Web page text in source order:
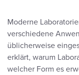
Moderne
verschiedene
üblicherweise
erklärt, warum
welcher Form es